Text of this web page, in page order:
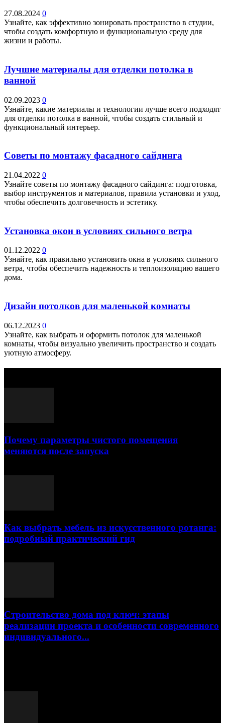
27.08.2024 0
Узнайте, как эффективно зонировать пространство в студии,
чтобы создать комфортную и функциональную среду для
жизни и работы.
Лучшие материалы для отделки потолка в
ванной
02.09.2023 0
Узнайте, какие материалы и технологии лучше всего подходят
для отделки потолка в ванной, чтобы создать стильный и
функциональный интерьер.
Советы по монтажу фасадного сайдинга
21.04.2022 0
Узнайте советы по монтажу фасадного сайдинга: подготовка,
выбор инструментов и материалов, правила установки и уход,
чтобы обеспечить долговечность и эстетику.
Установка окон в условиях сильного ветра
01.12.2022 0
Узнайте, как правильно установить окна в условиях сильного
ветра, чтобы обеспечить надежность и теплоизоляцию вашего
дома.
Дизайн потолков для маленькой комнаты
06.12.2023 0
Узнайте, как выбрать и оформить потолок для маленькой
комнаты, чтобы визуально увеличить пространство и создать
уютную атмосферу.
Почему параметры чистого помещения
меняются после запуска
Как выбрать мебель из искусственного ротанга:
подробный практический гид
Строительство дома под ключ: этапы
реализации проекта и особенности современного
индивидуального...